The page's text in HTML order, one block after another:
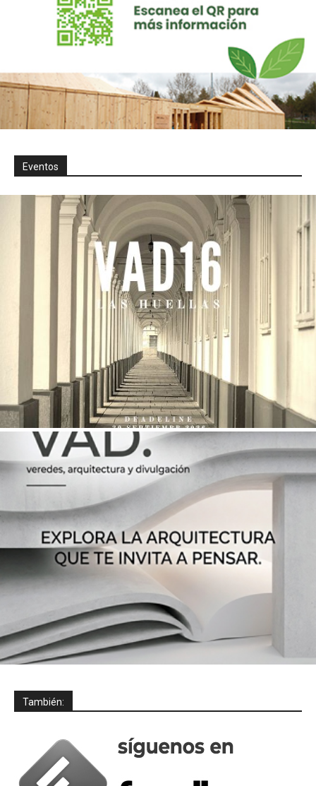
Eventos
También: